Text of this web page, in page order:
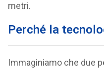
metri.
Perché la
Immaginiamo che due